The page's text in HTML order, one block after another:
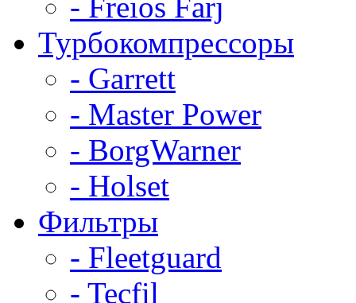
Турбокомпрессоры
- Garrett
- Master Power
- BorgWarner
- Holset
Фильтры
- Fleetguard
- Tecfil